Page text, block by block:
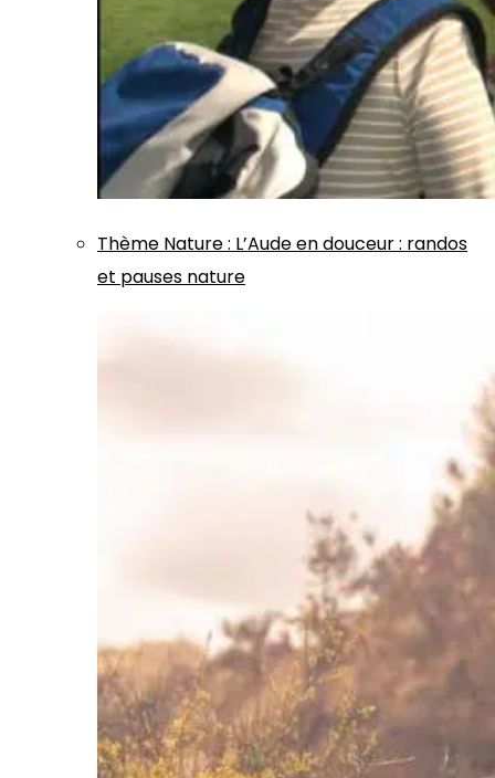
Thème Nature: L’Aude en douceur : randos
et pauses nature